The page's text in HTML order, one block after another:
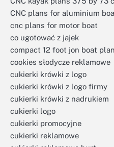
CNC plans for aluminium
cnc plans for motor boat
co ugotować z jajek
compact 12 foot jon boat
cookies słodycze reklamowe
cukierki krówki z logo
cukierki krówki z logo firmy
cukierki krówki z nadrukiem
cukierki logo
cukierki promocyjne
cukierki reklamowe